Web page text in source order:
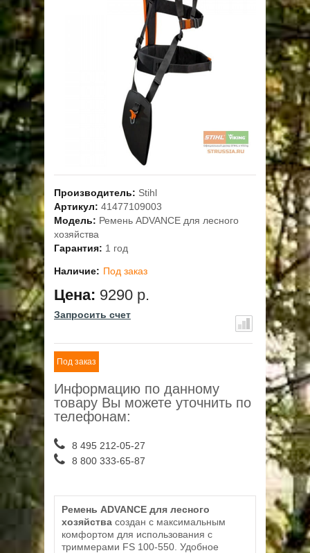
ГАРАНТИЯ И СЕРВИС
ПОЛЬЗОВАТЕЛЬСКОЕ СОГЛАШЕНИЕ
АКЦИИ
Производитель: Stihl
Артикул: 41477109003
Модель: Ремень ADVANCE для лесного
хозяйства
Гарантия: 1 год
Наличие: Под заказ
Цена: 9290 р.
Запросить счет
Под заказ
Информацию по данному
товару Вы можете уточнить по
телефонам:
8 495 212-05-27
8 800 333-65-87
Ремень ADVANCE для лесного
хозяйства создан с максимальным
комфортом для использования с
триммерами FS 100-550. Удобное